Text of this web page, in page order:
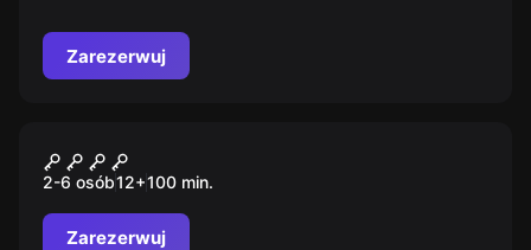
czekajcie, ludzkość Was potrzebuje!
Zarezerwuj
Grota Czarnoksiężnika
2-6 osób12+100 min.
Zarezerwuj